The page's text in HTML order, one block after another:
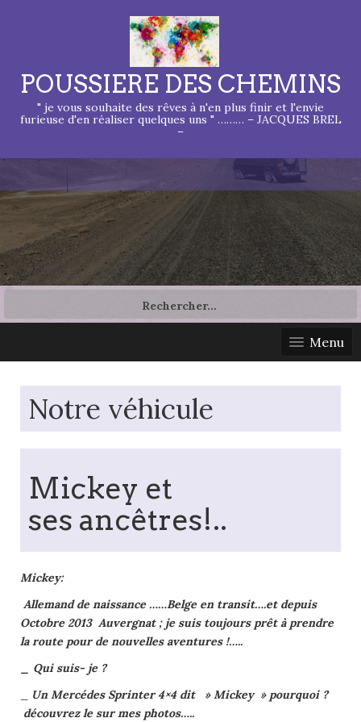
POUSSIERE DES CHEMINS
" je vous souhaite des rêves à n'en plus finir et l'envie
furieuse d'en réaliser quelques uns " ……… – JACQUES BREL
–
Menu
Notre véhicule
Mickey et
ses ancêtres!..
Mickey:
Allemand de naissance ……Belge en transit….et depuis
Octobre 2013 Auvergnat ; je suis toujours prêt à prendre
la route pour de nouvelles aventures !…..
_ Qui suis- je ?
Un Mercédes Sprinter 4×4 dit » Mickey » pourquoi ?
découvrez le sur mes photos…..